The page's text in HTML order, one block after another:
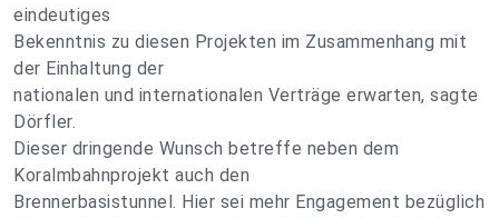
eindeutiges
Bekenntnis zu diesen Projekten im Zusammenhang mit
der Einhaltung der
nationalen und internationalen Verträge erwarten, sagte
Dörfler.
Dieser dringende Wunsch betreffe neben dem
Koralmbahnprojekt auch den
Brennerbasistunnel. Hier sei mehr Engagement bezüglich